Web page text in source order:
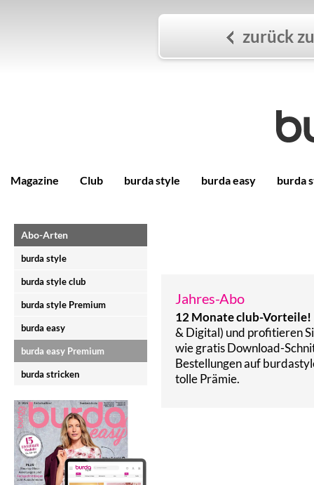
zurück
Magazine Club burda style burda easy burda
Abo-Arten
burda style
burda style club
burda style Premium
burda easy
burda easy Premium
burda stricken
Jahres-Abo
12 Monate club-Vorteile!​
& Digital) und profitieren
wie gratis Download-
Bestellungen auf
tolle Prämie.​